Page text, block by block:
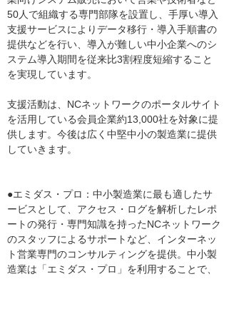
50人で組織する専門部隊を設置し、手厚い導入
支援サービスによりデータ移行・導入手順書の
提供などを行い、導入が難しい中小企業へのシ
ステム導入期間を従来比3割程度短縮すること
を実現しています。
支援活動は、NCネットワークのポータルサイト
を活用している会員企業約13,000社を対象に提
供します。今後は広く中堅中小の製造業に提供
していきます。
●エミダス・プロ：中小製造業に最も適したサ
ービスとして、アクセス・ログを解析したレポ
ートの発行・専門知識を持ったNCネットワーク
のスタッフによるサポートなど、インターネッ
ト営業専門のコンサルティングを提供。中小製
造業は「エミダス・プロ」を利用することで、